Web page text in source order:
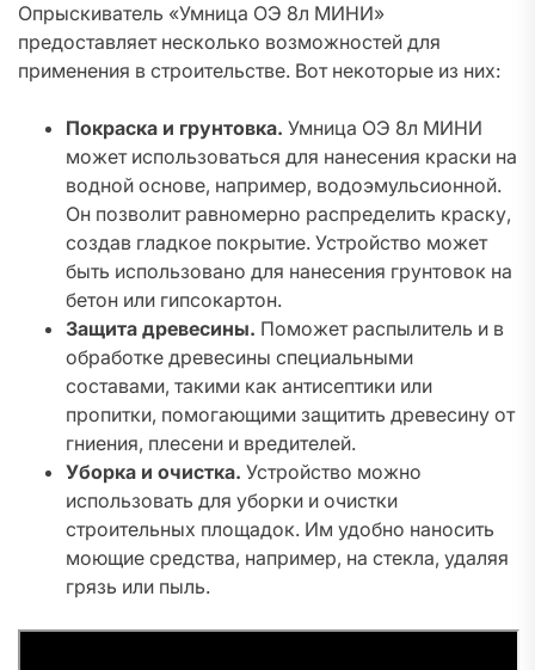
Опрыскиватель «Умница ОЭ 8л МИНИ»
предоставляет несколько возможностей для
применения в строительстве. Вот некоторые из них:
Покраска и грунтовка. Умница ОЭ 8л МИНИ
может использоваться для нанесения краски на
водной основе, например, водоэмульсионной.
Он позволит равномерно распределить краску,
создав гладкое покрытие. Устройство может
быть использовано для нанесения грунтовок на
бетон или гипсокартон.
Защита древесины. Поможет распылитель и в
обработке древесины специальными
составами, такими как антисептики или
пропитки, помогающими защитить древесину от
гниения, плесени и вредителей.
Уборка и очистка. Устройство можно
использовать для уборки и очистки
строительных площадок. Им удобно наносить
моющие средства, например, на стекла, удаляя
грязь или пыль.